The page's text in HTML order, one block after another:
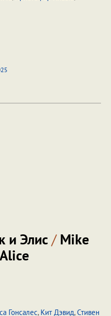
и Элис/Mike
Гонсалес, Кит Дэвид,Стивен